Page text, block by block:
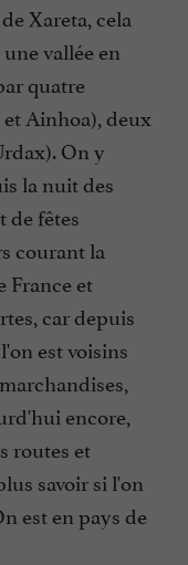
Xareta, cela
vallée en
quatre
Ainhoa), deux
On y
la nuit des
de fêtes
courant la
France et
car depuis
est voisins
encore,
routes et
savoir si l'on
est en pays de